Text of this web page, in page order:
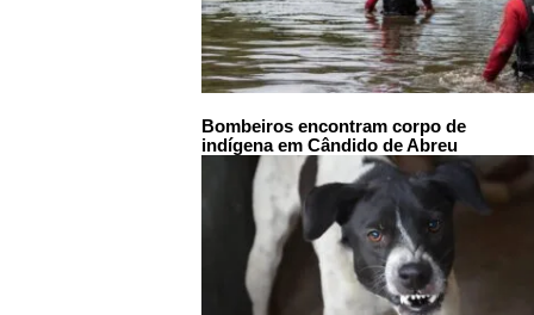
Bombeiros encontram corpo de
indígena em Cândido de Abreu